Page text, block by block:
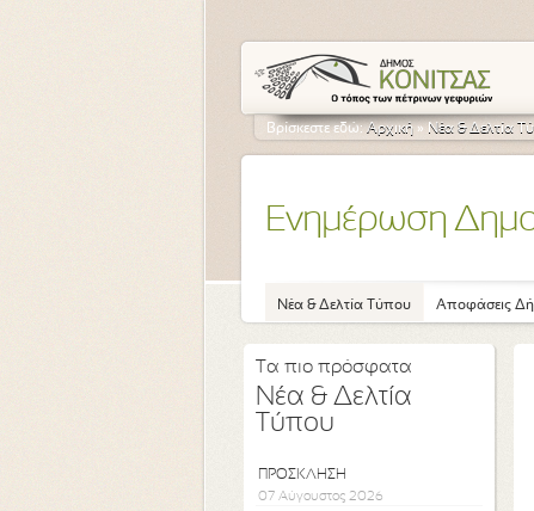
Βρίσκεστε εδώ:Αρχική » Νέα & Δελτία
Ενημέρωση
Νέα & Δελτία Τύπου Αποφάσεις
Τα πιο πρόσφατα
Νέα & Δελτία
Τύπου
ΠΡΟΣΚΛΗΣΗ
07 Αύγουστος 2026